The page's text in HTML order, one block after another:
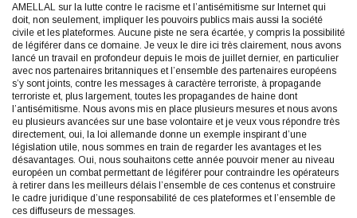
AMELLAL sur la lutte contre le racisme et l’antisémitisme sur Internet qui
doit, non seulement, impliquer les pouvoirs publics mais aussi la société
civile et les plateformes. Aucune piste ne sera écartée, y compris la possibilité
de légiférer dans ce domaine. Je veux le dire ici très clairement, nous avons
lancé un travail en profondeur depuis le mois de juillet dernier, en particulier
avec nos partenaires britanniques et l’ensemble des partenaires européens
s’y sont joints, contre les messages à caractère terroriste, à propagande
terroriste et, plus largement, toutes les propagandes de haine dont
l’antisémitisme. Nous avons mis en place plusieurs mesures et nous avons
eu plusieurs avancées sur une base volontaire et je veux vous répondre très
directement, oui, la loi allemande donne un exemple inspirant d’une
législation utile, nous sommes en train de regarder les avantages et les
désavantages. Oui, nous souhaitons cette année pouvoir mener au niveau
européen un combat permettant de légiférer pour contraindre les opérateurs
à retirer dans les meilleurs délais l’ensemble de ces contenus et construire
le cadre juridique d’une responsabilité de ces plateformes et l’ensemble de
ces diffuseurs de messages.